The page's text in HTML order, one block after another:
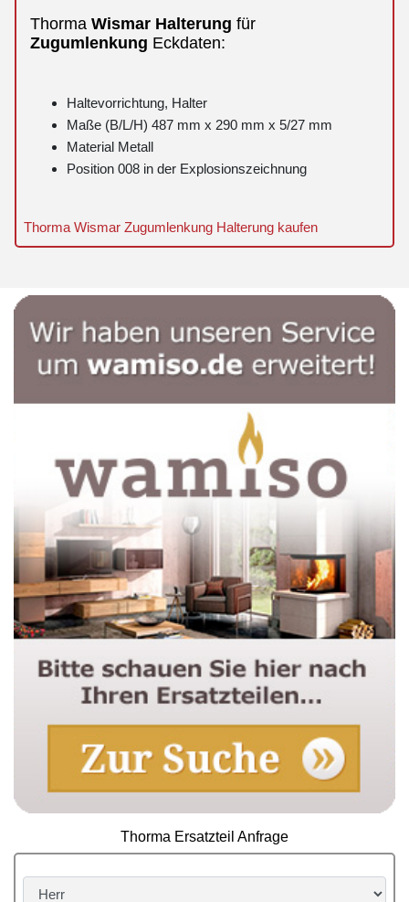
Thorma Wismar Halterung für
Zugumlenkung Eckdaten:
Haltevorrichtung, Halter
Maße (B/L/H) 487 mm x 290 mm x 5/27 mm
Material Metall
Position 008 in der Explosionszeichnung
Thorma Wismar Zugumlenkung Halterung kaufen
Thorma Ersatzteil Anfrage